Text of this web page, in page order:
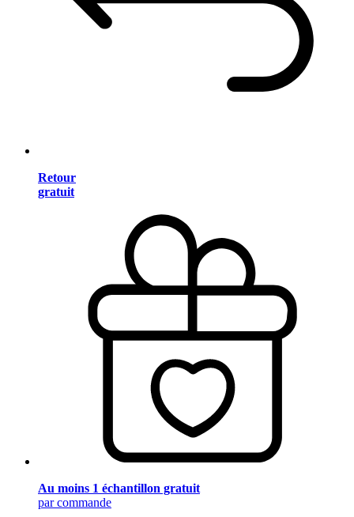
Retour
gratuit
Au moins 1 échantillon gratuit
par commande